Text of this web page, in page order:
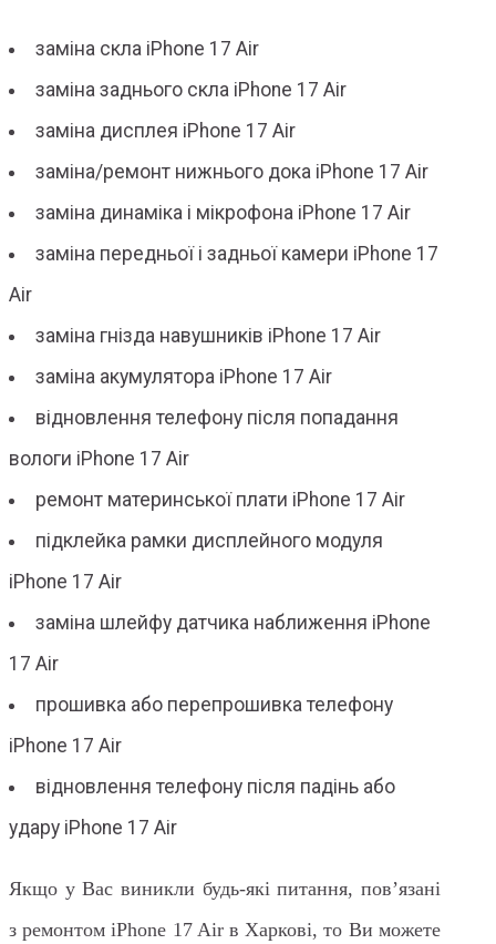
заміна скла iPhone 17 Air
заміна заднього скла iPhone 17 Air
заміна дисплея iPhone 17 Air
заміна/ремонт нижнього дока iPhone 17 Air
заміна динаміка і мікрофона iPhone 17 Air
заміна передньої і задньої камери iPhone 17
Air
заміна гнізда навушників iPhone 17 Air
заміна акумулятора iPhone 17 Air
відновлення телефону після попадання
вологи iPhone 17 Air
ремонт материнської плати iPhone 17 Air
підклейка рамки дисплейного модуля
iPhone 17 Air
заміна шлейфу датчика наближення iPhone
17 Air
прошивка або перепрошивка телефону
iPhone 17 Air
відновлення телефону після падінь або
удару iPhone 17 Air
Якщо у Вас виникли будь-які питання, пов’язані
з ремонтом iPhone 17 Air в Харкові, то Ви можете